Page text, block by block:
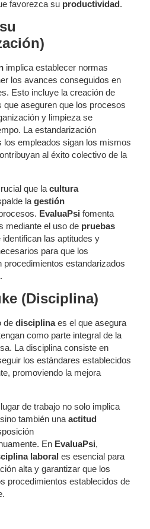
favorezca su productividad.
implica establecer normas
los avances conseguidos en
Esto incluye la creación de
que aseguren que los procesos
y limpieza se
La estandarización
los empleados sigan los mismos
al éxito colectivo de la
que la cultura
la gestión
EvaluaPsi fomenta
mediante el uso de pruebas
identifican las aptitudes y
para que los
procedimientos estandarizados
(Disciplina)
de disciplinaes el que asegura
como parte integral de la
La disciplina consiste en
los estándares establecidos
promoviendo la mejora
de trabajo no solo implica
también una actitud
En EvaluaPsi,
laboral es esencial para
alta y garantizar que los
procedimientos establecidos de